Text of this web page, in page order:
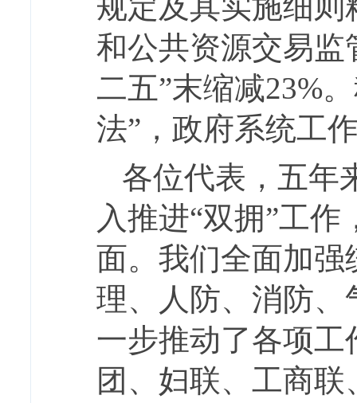
和公共资源交易监
二五”末缩减23%
法”，政府系统工
各位代表，五年
入推进“双拥”工
面。我们全面加
理、人防、消防
一步推动了各项
团、妇联、工商